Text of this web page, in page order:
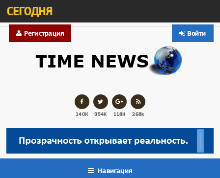
СЕГОДНЯ
Войти
Регистрация
140К 954К 118К 268k
Навигация